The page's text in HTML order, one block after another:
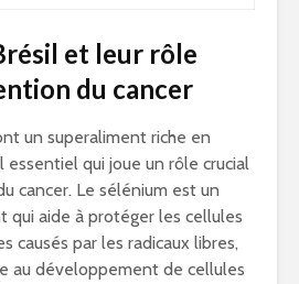
et leur rôle
du cancer
un superaliment riche en
essentiel qui joue un rôle crucial
cancer. Le sélénium est un
qui aide à protéger les cellules
causés par les radicaux libres,
au développement de cellules